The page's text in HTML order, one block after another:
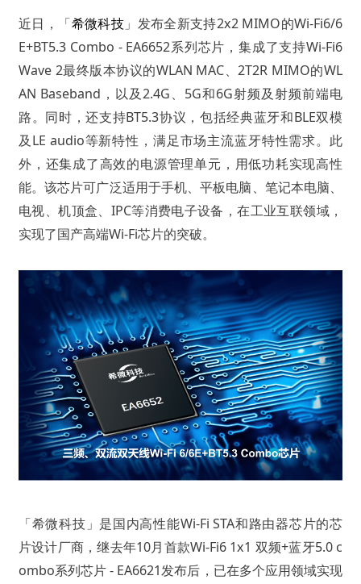
近日，「希微科技 」发布全新支持2x2 MIMO的Wi-Fi6/6
E+BT5.3 Combo - EA6652系列芯片，集成了支持Wi-Fi6
Wave 2最终版本协议的WLAN MAC、2T2R MIMO的WL
AN Baseband，以及2.4G、5G和6G射频及射频前端电
路。同时，还支持BT5.3协议，包括经典蓝牙和BLE双模
及LE audio等新特性，满足市场主流蓝牙特性需求。此
外，还集成了高效的电源管理单元，用低功耗实现高性
能。该芯片可广泛适用于手机、平板电脑、笔记本电脑、
电视、机顶盒、IPC等消费电子设备，在工业互联领域，
实现了国产高端Wi-Fi芯片的突破。
「希微科技」是国内高性能Wi-Fi STA和路由器芯片的芯
片设计厂商，继去年10月首款Wi-Fi6 1x1 双频+蓝牙5.0 c
ombo系列芯片 - EA6621发布后，已在多个应用领域实现